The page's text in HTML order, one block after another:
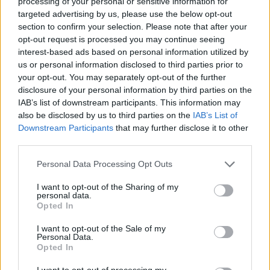
targeted advertising by us, please use the below opt-out
section to confirm your selection. Please note that after your
opt-out request is processed you may continue seeing
interest-based ads based on personal information utilized by
us or personal information disclosed to third parties prior to
your opt-out. You may separately opt-out of the further
disclosure of your personal information by third parties on the
IAB’s list of downstream participants. This information may
also be disclosed by us to third parties on the IAB’s List of
Downstream Participants that may further disclose it to other
Personal Data Processing Opt Outs
I want to opt-out of the Sharing of my
personal data.
Opted In
I want to opt-out of the Sale of my
Personal Data.
Opted In
Resumen de datos de la ruta entre Tarragona y
Albalat Dels Sorells Valencia
Tipo de
combustible
Precio
por litro
Gasto
5l/100km
Gasto
7l/100km
Gasto
10l/100km
Gasolina 95
0,00€ 13l.-18l.-26l.- 0,00€
0,00€
0,00€
0,00€
Bio diesel 0,00€ 26l.- 0,00€